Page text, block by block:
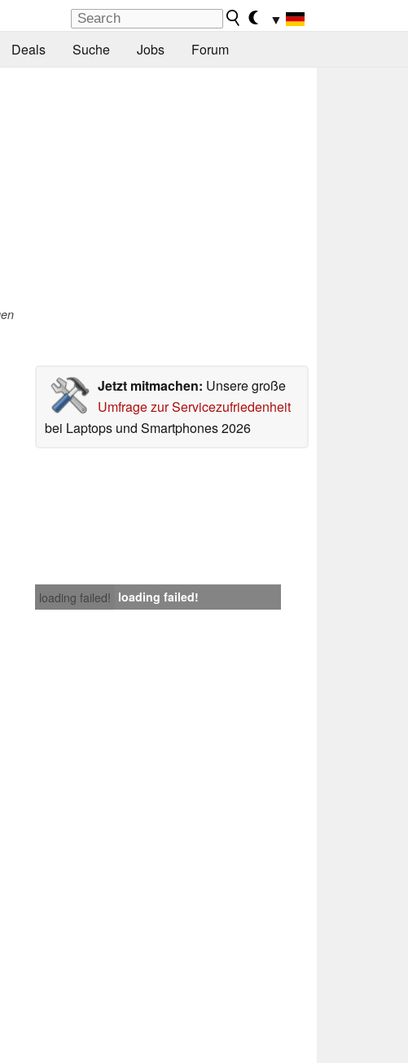
▼
Deals Suche Jobs Forum
Jetzt mitmachen: Unsere große
Umfrage zur Servicezufriedenheit
bei Laptops und Smartphones 2026
loading failed! loading failed!